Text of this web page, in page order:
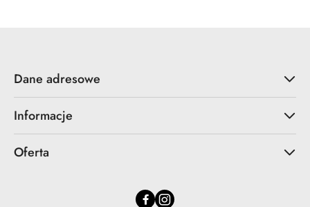
Dane adresowe
Informacje
Oferta